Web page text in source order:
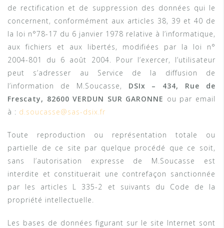
de rectification et de suppression des données qui le
concernent, conformément aux articles 38, 39 et 40 de
la loi n°78-17 du 6 janvier 1978 relative à l’informatique,
aux fichiers et aux libertés, modifiées par la loi n°
2004-801 du 6 août 2004. Pour l’exercer, l’utilisateur
peut s’adresser au Service de la diffusion de
l’information de M.Soucasse, DSIx –
434, Rue de
Frescaty, 82600 VERDUN SUR GARONNE ou par email
à : d.soucasse@sas-dsix.fr
Toute reproduction ou représentation totale ou
partielle de ce site par quelque procédé que ce soit,
sans l’autorisation expresse de M.Soucasse est
interdite et constituerait une contrefaçon sanctionnée
par les articles L 335-2 et suivants du Code de la
propriété intellectuelle.
Les bases de données figurant sur le site Internet sont